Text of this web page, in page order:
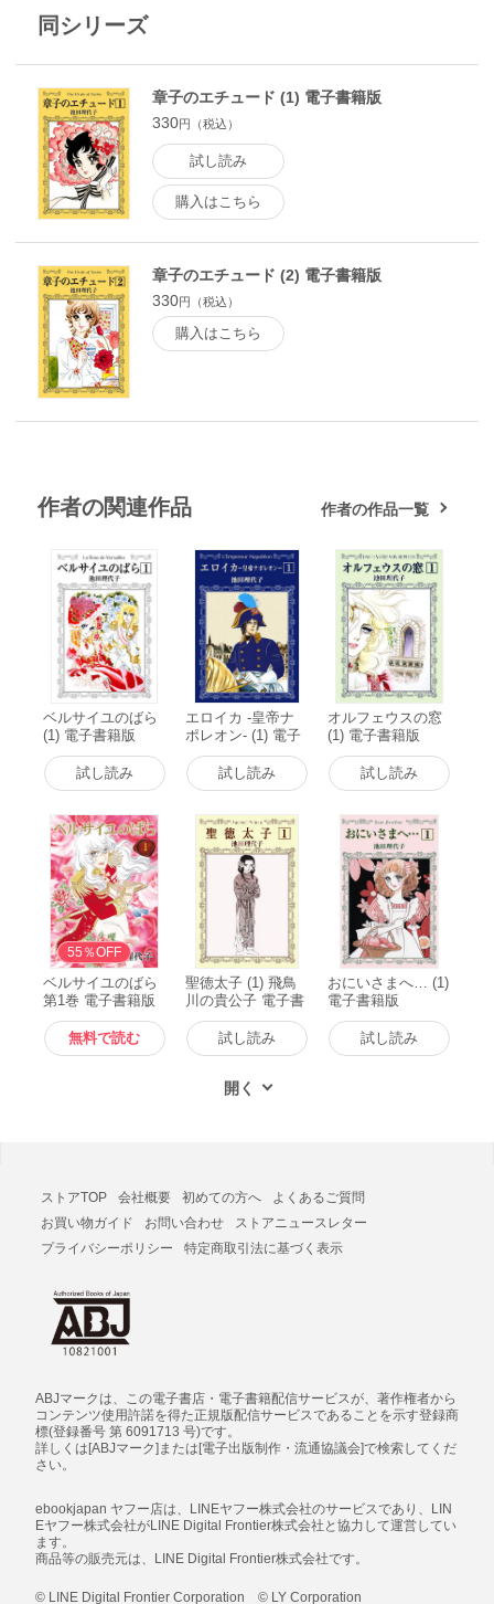
同シリーズ
章子のエチュード (1) 電子書籍版
330円（税込）
試し読み
購入はこちら
章子のエチュード (2) 電子書籍版
330円（税込）
購入はこちら
作者の関連作品 作者の作品一覧
ベルサイユのばら
(1) 電子書籍版
試し読み
エロイカ -皇帝ナ
ポレオン- (1) 電子
書籍版
試し読み
オルフェウスの窓
(1) 電子書籍版
試し読み
無料
55％OFF
ベルサイユのばら
第1巻 電子書籍版
無料で読む
聖徳太子 (1) 飛鳥
川の貴公子 電子書
籍版
試し読み
おにいさまへ… (1)
電子書籍版
試し読み
ストアTOP 会社概要 初めての方へ
よくあるご質問
お買い物ガイド
お問い合わせ
ストアニュースレター
プライバシーポリシー
特定商取引法に基づく表示
ABJマークは、この電子書店・電子書籍配信サービスが、著作権者から
コンテンツ使用許諾を得た正規版配信サービスであることを示す登録商
標(登録番号 第 6091713 号)です。
詳しくは[ABJマーク]または[電子出版制作・流通協議会]で検索してくだ
さい。
ebookjapan ヤフー店は、LINEヤフー株式会社のサービスであり、LIN
Eヤフー株式会社がLINE Digital Frontier株式会社と協力して運営してい
ます。
商品等の販売元は、LINE Digital Frontier株式会社です。
© LINE Digital Frontier Corporation © LY Corporation